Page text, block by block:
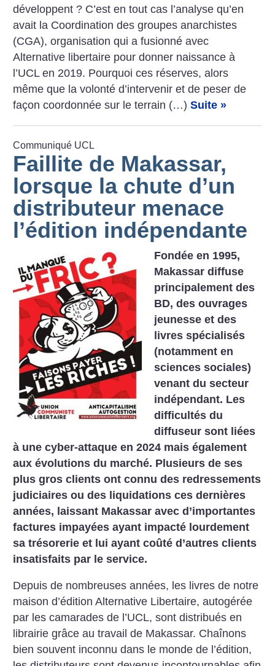
développent ? C’est en tout cas l’analyse qu’en
avait la Coordination des groupes anarchistes
(CGA), organisation qui a fusionné avec
Alternative libertaire pour donner naissance à
l’UCL en 2019. Pourquoi ces réserves, alors
même que la volonté d’intervenir et de peser de
façon coordonnée sur le terrain (…)Suite »
Communiqué UCL
Faillite de Makassar,
lorsque la chute d’un
distributeur menace
l’édition indépendante
Fondée en 1995,
Makassar diffuse
principalement des
BD, des ouvrages
jeunesse et des
livres spécialisés
(notamment en
sciences sociales)
venant du secteur
indépendant. Les
difficultés du
diffuseur sont liées
à une cyber-attaque en 2024 mais également
aux évolutions du marché. Plusieurs de ses
plus gros clients ont connu des redressements
judiciaires ou des liquidations ces dernières
années, laissant Makassar avec d’importantes
factures impayées ayant impacté lourdement
sa trésorerie et lui ayant coûté d’autres clients
insatisfaits par le service.
Depuis de nombreuses années, les livres de notre
maison d’édition Alternative Libertaire, autogérée
par les camarades de l’UCL, sont distribués en
librairie grâce au travail de Makassar. Chaînons
bien souvent inconnu dans le monde de l’édition,